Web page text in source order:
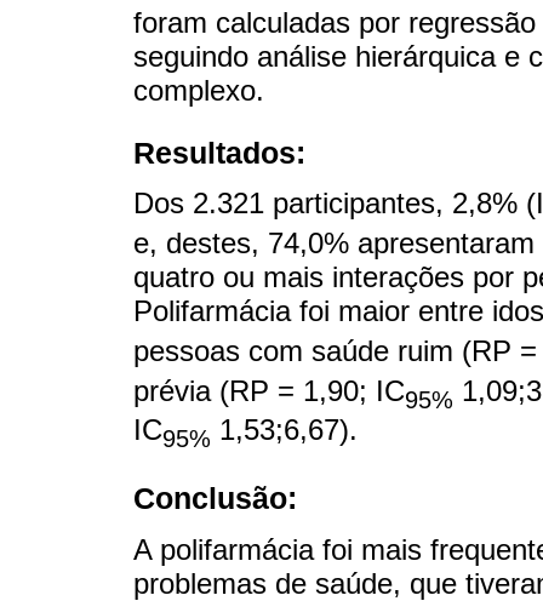
foram calculadas por
seguindo análise hierárquica e
complexo.
Resultados:
Dos 2.321 participantes, 2,8%
e, destes, 74,0%
quatro ou mais interações por
Polifarmácia foi maior entre
pessoas com saúde ruim (RP
prévia (RP = 1,90; IC95%
IC95% 1,53;6,67).
Conclusão:
A polifarmácia foi mais
problemas de saúde, que